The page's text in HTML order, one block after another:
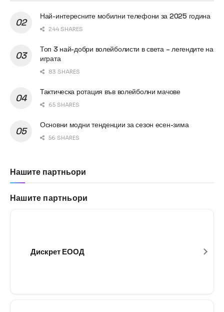
Най-интересните мобилни телефони за 2025 година
244 SHARES
Топ 3 най-добри волейболисти в света – легендите на
играта
83 SHARES
Тактическа ротация във волейболни мачове
65 SHARES
Основни модни тенденции за сезон есен-зима
56 SHARES
Нашите партньори
Нашите партньори
Дискрет ЕООД